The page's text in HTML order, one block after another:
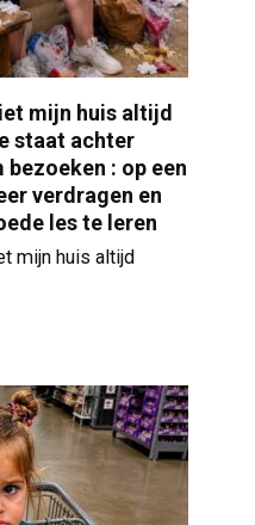
mijn huis altijd
staat achter
bezoeken : op een
verdragen en
les te leren
mijn huis altijd